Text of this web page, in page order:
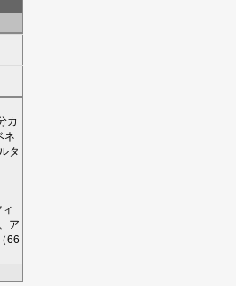
カ
ネ
タ
ィ
ア
（66